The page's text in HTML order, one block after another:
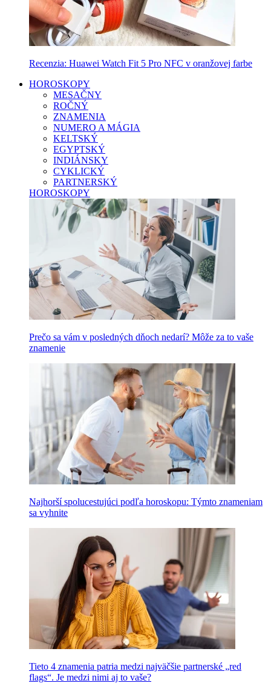
Recenzia: Huawei Watch Fit 5 Pro NFC v oranžovej farbe
HOROSKOPY
MESAČNY
ROČNÝ
ZNAMENIA
NUMERO A MÁGIA
KELTSKÝ
EGYPTSKÝ
INDIÁNSKY
CYKLICKÝ
PARTNERSKÝ
HOROSKOPY
Prečo sa vám v posledných dňoch nedarí? Môže za to vaše
znamenie
Najhorší spolucestujúci podľa horoskopu: Týmto znameniam
sa vyhnite
Tieto 4 znamenia patria medzi najväčšie partnerské „red
flags“. Je medzi nimi aj to vaše?